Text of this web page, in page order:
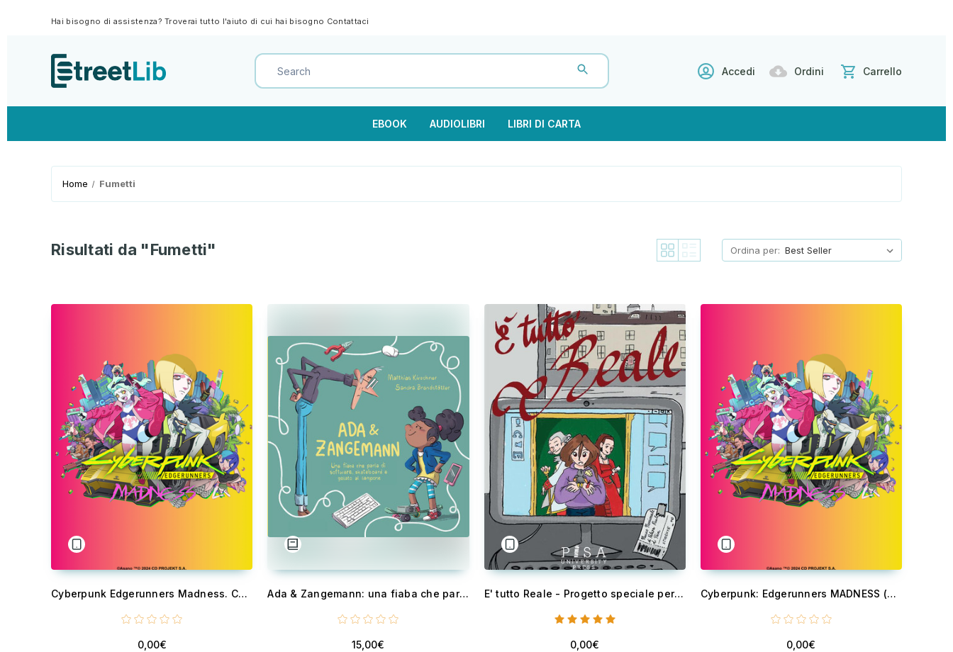
Hai bisogno di assistenza? Troverai tutto l'aiuto di cui hai bisogno Contattaci
Accedi Ordini Carrello
EBOOK AUDIOLIBRI LIBRI DI CARTA
Home Fumetti
Risultati da "Fumetti" Ordina per:
Cyberpunk Edgerunners Madness. Capítulo 1
0,00€
Ada & Zangemann: una fiaba che parla di software, skateboard e gelato al lampone
15,00€
E' tutto Reale - Progetto speciale per la didattica dell’Università di Pisa
0,00€
Cyberpunk: Edgerunners MADNESS (Capitolo 1)
0,00€